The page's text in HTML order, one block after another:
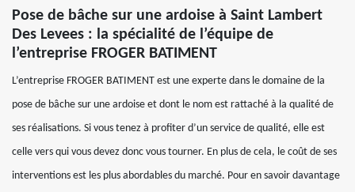
Pose de bâche sur une ardoise à Saint Lambert
Des Levees : la spécialité de l’équipe de
l’entreprise FROGER BATIMENT
L’entreprise FROGER BATIMENT est une experte dans le domaine de la
pose de bâche sur une ardoise et dont le nom est rattaché à la qualité de
ses réalisations. Si vous tenez à profiter d’un service de qualité, elle est
celle vers qui vous devez donc vous tourner. En plus de cela, le coût de ses
interventions est les plus abordables du marché. Pour en savoir davantage